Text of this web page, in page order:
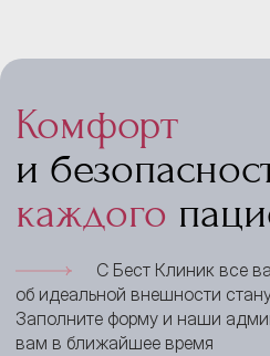
Комфорт
и
каждого
С Бест Клиник все
об идеальной внешности
Заполните форму и наши
вам в ближайшее время